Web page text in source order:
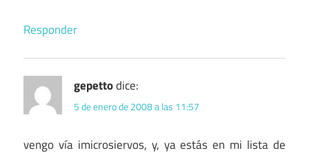
Responder
gepettodice:
5 de enero de 2008 a las 11:57
vengo vía imicrosiervos, y, ya estás en mi lista de